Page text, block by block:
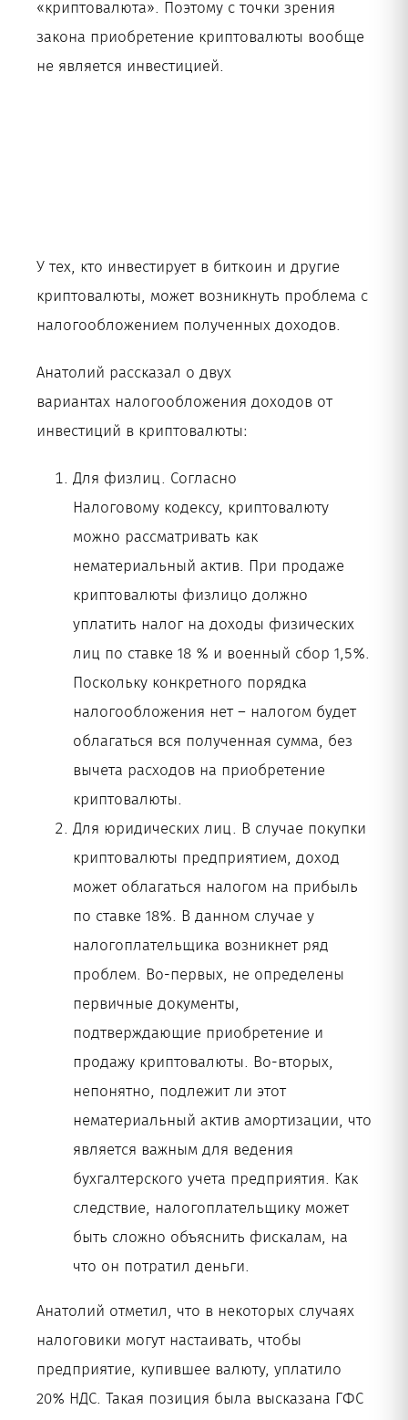
«криптовалюта». Поэтому с точки зрения
закона приобретение криптовалюты вообще
не является инвестицией.
У тех, кто инвестирует в биткоин и другие
криптовалюты, может возникнуть проблема с
налогообложением полученных доходов.
Анатолий рассказал о двух
вариантах налогообложения доходов от
инвестиций в криптовалюты:
Для физлиц. Согласно
Налоговому кодексу, криптовалюту
можно рассматривать как
нематериальный актив. При продаже
криптовалюты физлицо должно
уплатить налог на доходы физических
лиц по ставке 18 % и военный сбор 1,5%.
Поскольку конкретного порядка
налогообложения нет – налогом будет
облагаться вся полученная сумма, без
вычета расходов на приобретение
криптовалюты.
Для юридических лиц. В случае покупки
криптовалюты предприятием, доход
может облагаться налогом на прибыль
по ставке 18%. В данном случае у
налогоплательщика возникнет ряд
проблем. Во-первых, не определены
первичные документы,
подтверждающие приобретение и
продажу криптовалюты. Во-вторых,
непонятно, подлежит ли этот
нематериальный актив амортизации, что
является важным для ведения
бухгалтерского учета предприятия. Как
следствие, налогоплательщику может
быть сложно объяснить фискалам, на
что он потратил деньги.
Анатолий отметил, что в некоторых случаях
налоговики могут настаивать, чтобы
предприятие, купившее валюту, уплатило
20% НДС. Такая позиция была высказана ГФС